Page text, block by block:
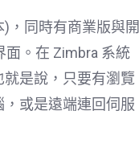
，同時有商業版與開
面。在 Zimbra 系統
是說，只要有瀏覽
或是遠端連回伺服